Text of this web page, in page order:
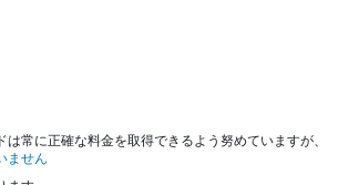
常に正確な料金を取得できるよう努めていますが、
ません